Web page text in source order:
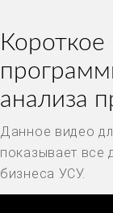
Короткое
анализа
Данное видео
показывает все
бизнеса УСУ.